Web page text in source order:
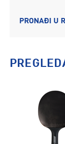
PRONAĐI U